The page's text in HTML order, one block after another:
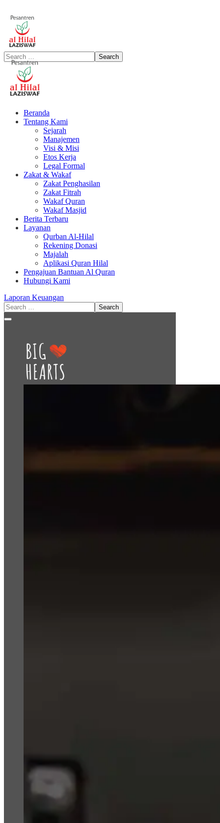
Beranda
Tentang Kami
Sejarah
Manajemen
Visi & Misi
Etos Kerja
Legal Formal
Zakat & Wakaf
Zakat Penghasilan
Zakat Fitrah
Wakaf Quran
Wakaf Masjid
Berita Terbaru
Layanan
Qurban Al-Hilal
Rekening Donasi
Majalah
Aplikasi Quran Hilal
Pengajuan Bantuan Al Quran
Hubungi Kami
Laporan Keuangan